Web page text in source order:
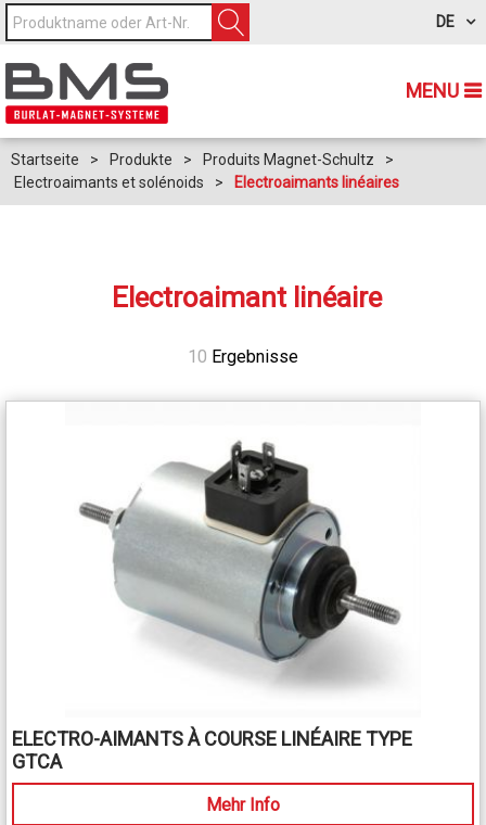
MENU
DE
Startseite > Produkte > Produits Magnet-Schultz
>
Electroaimants et solénoids
> Electroaimants linéaires
Electroaimant linéaire
10 Ergebnisse
ELECTRO-AIMANTS À COURSE LINÉAIRE TYPE
GTCA
Mehr Info